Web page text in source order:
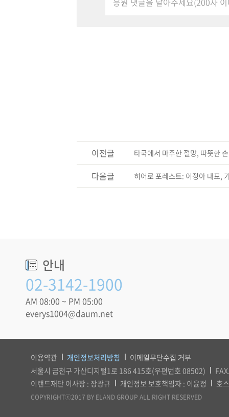
이전글 타국에서 마주한 절망, 따뜻한
다음글 히어로 포레스트: 이정아 대표​,
안내
02-3142-1900
AM 08:00 ~ PM 05:00
everys1004@daum.net
이용약관 개인정보처리방침
이메일무단수집 거부
서울시 금천구 가산디지털1로 186 415호(우편번호 08502)
이랜드재단 이사장 : 장광규
개인정보 보호책임자 : 이윤정 호
COPYRIGHTⓒ2017 BY ELAND GROUP ALL RIGHT RESERVED